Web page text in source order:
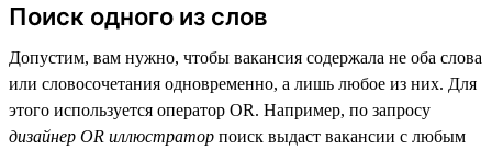
Поиск одного из слов
Допустим, вам нужно, чтобы вакансия содержала не оба слова
или словосочетания одновременно, а лишь любое из них. Для
этого используется оператор OR. Например, по запросу
дизайнер OR иллюстратор поиск выдаст вакансии с любым